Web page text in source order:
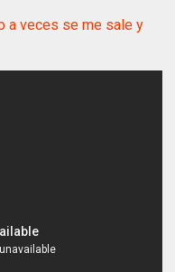
a veces se me sale y